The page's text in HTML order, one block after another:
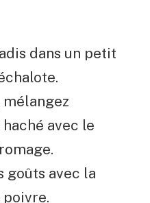
dans un petit
mélangez
avec le
goûts avec la